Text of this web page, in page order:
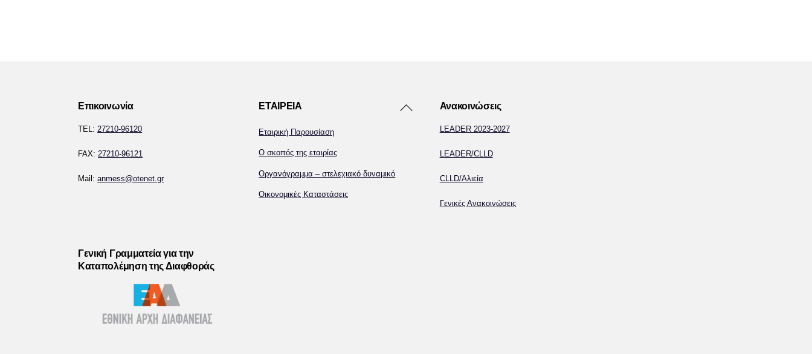
Back
Επικοινωνία
TEL: 27210-96120
FAX: 27210-96121
Mail:anmess@otenet.gr
ΕΤΑΙΡΕΙΑ
Εταιρική Παρουσίαση
Ο σκοπός της εταιρίας
Οργανόγραμμα – στελεχιακό δυναμικό
Οικονομικές Καταστάσεις
Ανακοινώσεις
LEADER 2023-2027
LEADER/CLLD
CLLD/Αλιεία
Γενικές Ανακοινώσεις
Γενική Γραμματεία για την
Καταπολέμηση της Διαφθοράς